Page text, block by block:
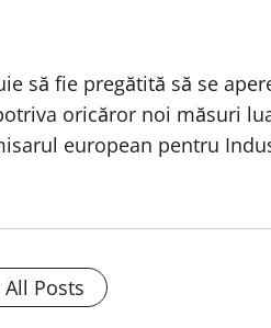
să fie pregătită să se
oricăror noi măsuri
european pentru
Posts